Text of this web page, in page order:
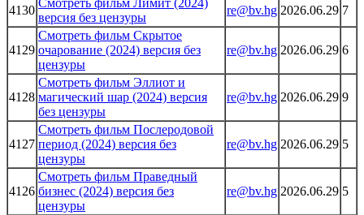
4130
версия без цензуры
re@bv.hg 2026.06.29 7
4129
Смотреть фильм Скрытое
очарование (2024) версия без
цензуры
re@bv.hg 2026.06.29 6
4128
Смотреть фильм Эллиот и
магический шар (2024) версия
без цензуры
re@bv.hg 2026.06.29 9
4127
Смотреть фильм Послеродовой
период (2024) версия без
цензуры
re@bv.hg 2026.06.29 5
4126
Смотреть фильм Праведный
бизнес (2024) версия без
цензуры
re@bv.hg 2026.06.29 5